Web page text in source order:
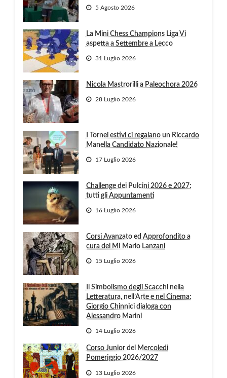
5 Agosto 2026
La Mini Chess Champions Liga Vi
aspetta a Settembre a Lecco
31 Luglio 2026
Nicola Mastrorilli a Paleochora 2026
28 Luglio 2026
I Tornei estivi ci regalano un Riccardo
Manella Candidato Nazionale!
17 Luglio 2026
Challenge dei Pulcini 2026 e 2027:
tutti gli Appuntamenti
16 Luglio 2026
Corsi Avanzato ed Approfondito a
cura del MI Mario Lanzani
15 Luglio 2026
Il Simbolismo degli Scacchi nella
Letteratura, nell’Arte e nel Cinema:
Giorgio Chinnici dialoga con
Alessandro Marini
14 Luglio 2026
Corso Junior del Mercoledì
Pomeriggio 2026/2027
13 Luglio 2026